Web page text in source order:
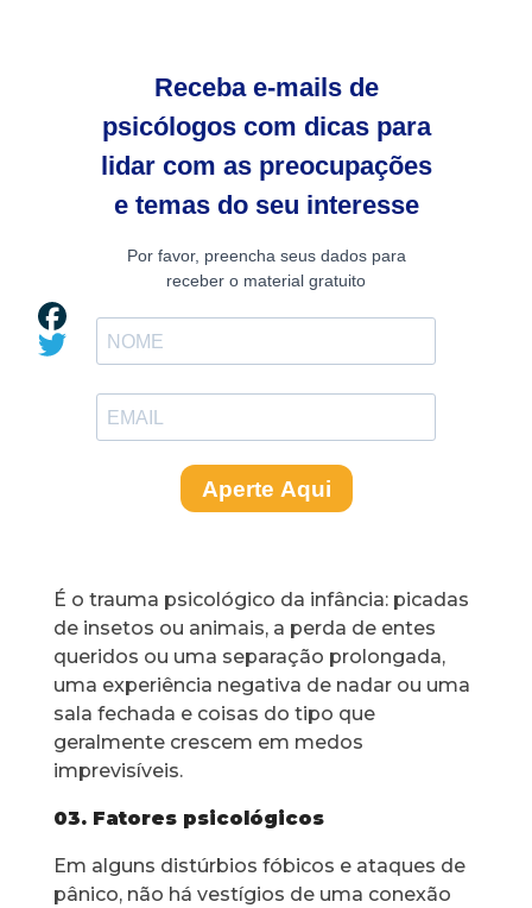
É o trauma psicológico da infância: picadas
de insetos ou animais, a perda de entes
queridos ou uma separação prolongada,
uma experiência negativa de nadar ou uma
sala fechada e coisas do tipo que
geralmente crescem em medos
imprevisíveis.
03. Fatores psicológicos
Em alguns distúrbios fóbicos e ataques de
pânico, não há vestígios de uma conexão